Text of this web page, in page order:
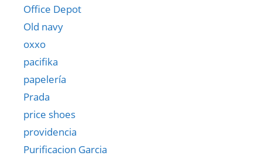
Office Depot
Old navy
oxxo
pacifika
papelería
Prada
price shoes
providencia
Purificacion Garcia